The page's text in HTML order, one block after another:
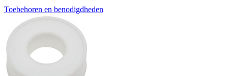
Toebehoren en benodigdheden